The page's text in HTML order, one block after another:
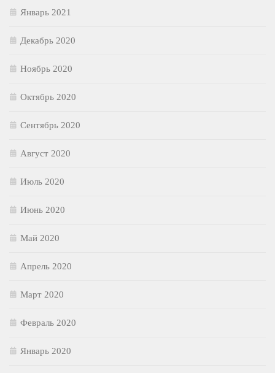
Январь 2021
Декабрь 2020
Ноябрь 2020
Октябрь 2020
Сентябрь 2020
Август 2020
Июль 2020
Июнь 2020
Май 2020
Апрель 2020
Март 2020
Февраль 2020
Январь 2020